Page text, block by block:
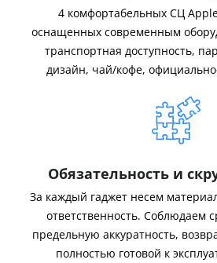
4 комфортабельных СЦ
оснащенных современным
транспортная доступность,
дизайн, чай/кофе,
Обязательность и
За каждый гаджет несем
ответственность. Соблюдаем
предельную аккуратность,
полностью готовой к